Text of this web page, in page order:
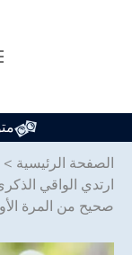
متوفر
الصفحة الرئيسية >
ارتدي الواقي
صحيح من المرة